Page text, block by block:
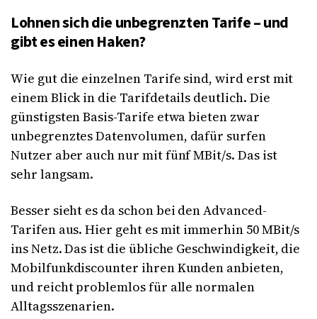
Lohnen sich die unbegrenzten Tarife – und
gibt es einen Haken?
Wie gut die einzelnen Tarife sind, wird erst mit
einem Blick in die Tarifdetails deutlich. Die
günstigsten Basis-Tarife etwa bieten zwar
unbegrenztes Datenvolumen, dafür surfen
Nutzer aber auch nur mit fünf MBit/s. Das ist
sehr langsam.
Besser sieht es da schon bei den Advanced-
Tarifen aus. Hier geht es mit immerhin 50 MBit/s
ins Netz. Das ist die übliche Geschwindigkeit, die
Mobilfunkdiscounter ihren Kunden anbieten,
und reicht problemlos für alle normalen
Alltagsszenarien.